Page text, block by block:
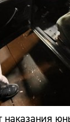
наказания